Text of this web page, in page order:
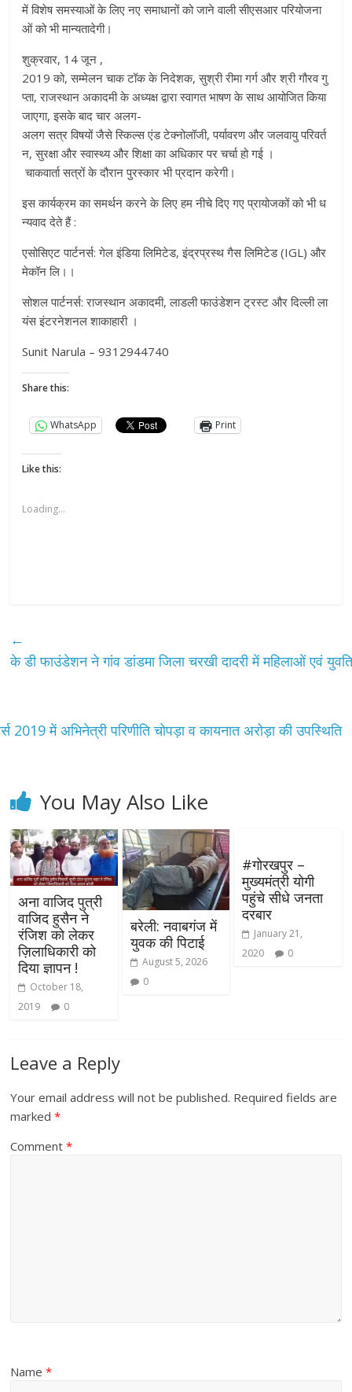
में विशेष समस्याओं के लिए नए समाधानों को जाने वाली सीएसआर परियोजना
ओं को भी मान्यतादेगी।
शुक्रवार, 14 जून ,
2019 को, सम्मेलन चाक टॉक के निदेशक, सुश्री रीमा गर्ग और श्री गौरव गु
प्ता, राजस्थान अकादमी के अध्यक्ष द्वारा स्वागत भाषण के साथ आयोजित किया
जाएगा, इसके बाद चार अलग-
अलग सत्र विषयों जैसे स्किल्स एंड टेक्नोलॉजी, पर्यावरण और जलवायु परिवर्त
न, सुरक्षा और स्वास्थ्य और शिक्षा का अधिकार पर चर्चा हो गई ।
चाकवार्ता सत्रों के दौरान पुरस्कार भी प्रदान करेगी।
इस कार्यक्रम का समर्थन करने के लिए हम नीचे दिए गए प्रायोजकों को भी ध
न्यवाद देते हैं :
एसोसिएट पार्टनर्स: गेल इंडिया लिमिटेड, इंद्रप्रस्थ गैस लिमिटेड (IGL) और
मेकॉन लि।।
सोशल पार्टनर्स: राजस्थान अकादमी, लाडली फाउंडेशन ट्रस्ट और दिल्ली ला
यंस इंटरनेशनल शाकाहारी ।
Sunit Narula – 9312944740
Share this:
WhatsApp Print
Like this:
Loading...
←
के डी फाउंडेशन ने गांव डांडमा जिला चरखी दादरी में महिलाओं एवं
2019 में अभिनेत्री परिणीति चोपड़ा व कायनात अरोड़ा की उपस्थिति
You May Also Like
अना वाजिद पुत्री
वाजिद हुसैन ने
रंजिश को लेकर
ज़िलाधिकारी को
दिया ज्ञापन !
October 18,
2019
0
बरेली: नवाबगंज में
युवक की पिटाई
August 5, 2026
0
#गोरखपुर –
मुख्यमंत्री योगी
पहुंचे सीधे जनता
दरबार
January 21,
2020
0
Leave a Reply
Your email address will not be published. Required fields are
marked*
Comment*
Name*